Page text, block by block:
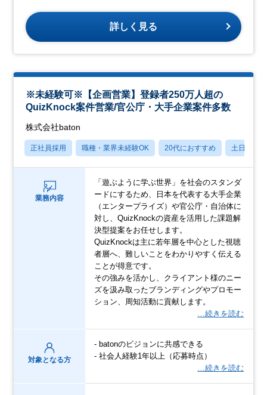
詳しく見る
※未経験可※【企画営業】登録者250万人超の
QuizKnock案件営業/官公庁・大手企業案件多数
株式会社baton
正社員採用 職種・業界未経験OK 20代におすすめ 土日祝休み
業務内容
「遊ぶように学ぶ世界」を社会のスタンダ
ードにするため、日本を代表する大手企業
（エンタープライズ）や官公庁・自治体に
対し、QuizKnockの資産を活用した課題解
決型提案をお任せします。
QuizKnockは主に若年層を中心とした視聴
者層へ、難しいことをわかりやすく伝える
ことが得意です。
その強みを活かし、クライアント様のニー
ズを汲み取ったブランディングやプロモー
ション、周知活動に貢献します。
…続きを読む
対象となる方
- batonのビジョンに共感できる
- 社会人経験1年以上（応募時点）
…続きを読む